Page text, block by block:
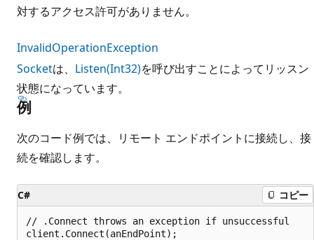
対するアクセス許可がありません。
InvalidOperationException
Socketは、 Listen(Int32)を呼び出すことによってリッスン
状態になっています。
例
次のコード例では、リモート エンドポイントに接続し、接
続を確認します。
C# コピー
// .Connect throws an exception if unsuccessful
client.Connect(anEndPoint);